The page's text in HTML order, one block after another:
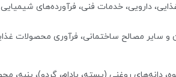
دارویی‌، خدمات فنی، فرآورده‌های شیمیایی‌‌
و سایر مصالح‌ ساختمانی‌، فرآوری‌ محصولات
دانه‌های روغنی (پسته، بادام، گردو)، پنبه،